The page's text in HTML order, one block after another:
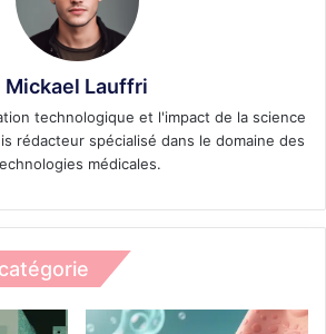
Mickael Lauffri
technologique et l'impact de la science
rédacteur spécialisé dans le domaine des
médicales.